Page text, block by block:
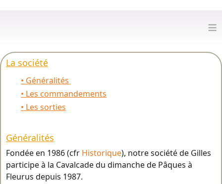
≡
La société
• Généralités
• Les commandements
• Les sorties
Généralités
Fondée en 1986 (cfr Historique), notre société de Gilles
participe à la Cavalcade du dimanche de Pâques à
Fleurus depuis 1987.